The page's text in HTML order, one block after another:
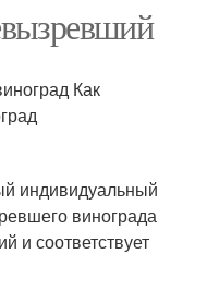
Как
индивидуальный
винограда
и соответствует